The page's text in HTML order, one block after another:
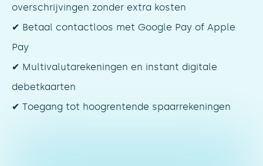
overschrijvingen zonder extra kosten
✔ Betaal contactloos met Google Pay of Apple
Pay
✔ Multivalutarekeningen en instant digitale
debetkaarten
✔ Toegang tot hoogrentende spaarrekeningen